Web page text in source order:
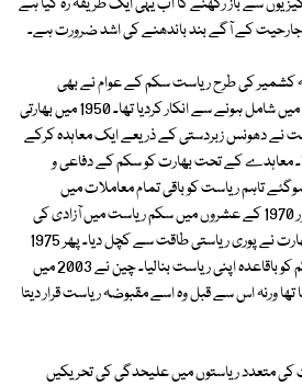
کے آگے بند باندھنے کی اشد ضرورت ہے۔
میں مقبوضہ کشمیر کی طرح ریاست سکم کے عوام نے بھی
استصواب رائے کے ذریعے بھارت میں شامل ہونے سے انکار کردیا تھا۔ 1950 میں بھارتی
نے دھونس زبردستی کے ذریعے ایک معاہدہ کرکے
معاہدے کے تحت بھارت کو سکم کے دفاعی و
تاہم ریاست کو باقی تمام معاملات میں
خودمختاری حاصل تھی۔ 1960 اور 1970 کے عشروں میں سکم ریاست میں آزادی کی
تحریک نے زور پکڑ لیا تھا جسے بھارت نے پوری ریاستی طاقت سے کچل دیا۔ پھر 1975
میں بھارت نے اپنی فوج اتار کر سکم کو باقاعدہ اپنی ریاست بنالیا۔ چین نے 2003 میں
تھا ورنہ اس سے قبل وہ اسے مقبوضہ ریاست قرار دیتا
متعدد ریاستوں میں علیحدگی کی تحریکیں